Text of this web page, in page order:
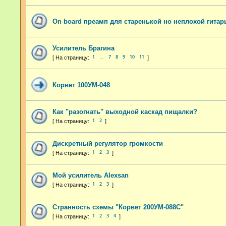
On board преамп для старенькой но неплохой
Усилитель Брагина
1 7 8 9 10 11
Корвет 100УМ-048
Как "разогнать" выходной каскад пищалки?
1 2
Дискретный регулятор громкости
1 2 3
Мой усилитель Alexsan
1 2 3
Странность схемы "Корвет 200УМ-088С"
1 2 3 4